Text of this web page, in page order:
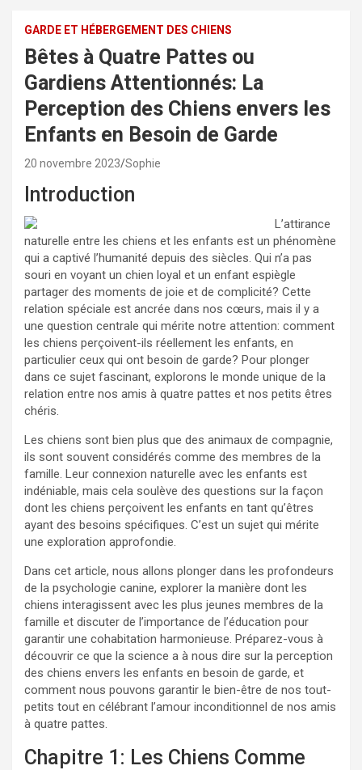
GARDE ET HÉBERGEMENT DES CHIENS
Bêtes à Quatre Pattes ou
Gardiens Attentionnés: La
Perception des Chiens envers les
Enfants en Besoin de Garde
20 novembre 2023 Sophie
Introduction
L’attirance
naturelle entre les chiens et les enfants est un phénomène
qui a captivé l’humanité depuis des siècles. Qui n’a pas
souri en voyant un chien loyal et un enfant espiègle
partager des moments de joie et de complicité? Cette
relation spéciale est ancrée dans nos cœurs, mais il y a
une question centrale qui mérite notre attention: comment
les chiens perçoivent-ils réellement les enfants, en
particulier ceux qui ont besoin de garde? Pour plonger
dans ce sujet fascinant, explorons le monde unique de la
relation entre nos amis à quatre pattes et nos petits êtres
chéris.
Les chiens sont bien plus que des animaux de compagnie,
ils sont souvent considérés comme des membres de la
famille. Leur connexion naturelle avec les enfants est
indéniable, mais cela soulève des questions sur la façon
dont les chiens perçoivent les enfants en tant qu’êtres
ayant des besoins spécifiques. C’est un sujet qui mérite
une exploration approfondie.
Dans cet article, nous allons plonger dans les profondeurs
de la psychologie canine, explorer la manière dont les
chiens interagissent avec les plus jeunes membres de la
famille et discuter de l’importance de l’éducation pour
garantir une cohabitation harmonieuse. Préparez-vous à
découvrir ce que la science a à nous dire sur la perception
des chiens envers les enfants en besoin de garde, et
comment nous pouvons garantir le bien-être de nos tout-
petits tout en célébrant l’amour inconditionnel de nos amis
à quatre pattes.
Chapitre 1: Les Chiens Comme